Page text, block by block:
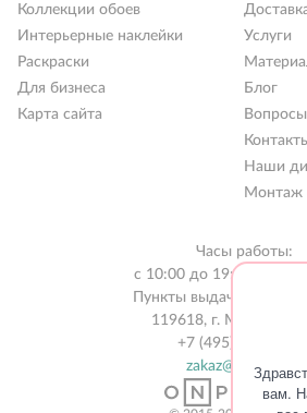
вам.
Коллекции обоев
Интерьерные наклейки
Раскраски
Для бизнеса
Карта сайта
Услуги
Блог
Наши
Монтаж
Часы работы:
с 10:00 до 19:00 без
Пункты выдачи в 31
119618, г. Москва, а/я
+7 (495) 134-13-56
zakaz@onprint.ru